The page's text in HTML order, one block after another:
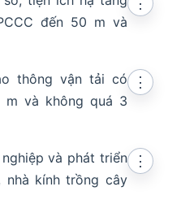
đến 50 m và
thông vận tải có
m và không quá 3
⋮
và phát triển
nhà kính trồng cây
⋮